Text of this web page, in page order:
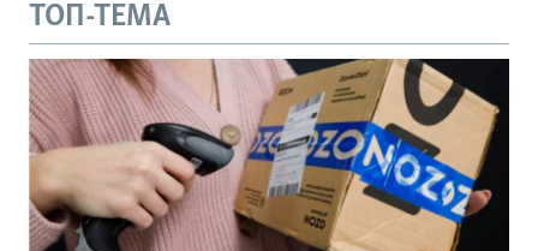
ТОП-ТЕМА